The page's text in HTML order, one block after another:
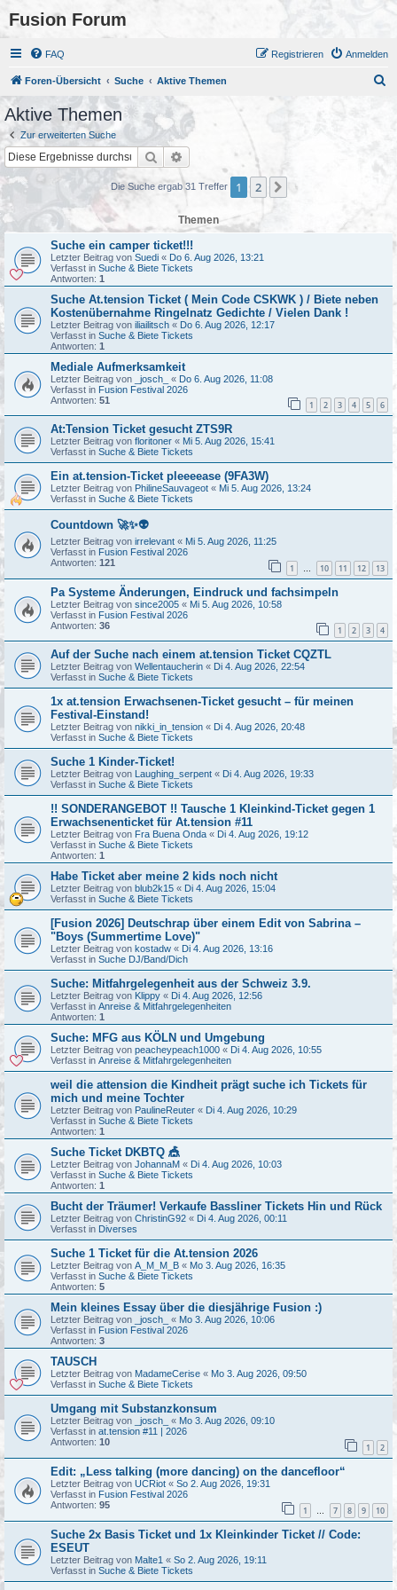
Fusion Forum
FAQ Anmelden
Registrieren
Foren-Übersicht Suche Aktive Themen
Aktive Themen
Zur erweiterten Suche
Suche Erweiterte Suche
Die Suche ergab 31 Treffer 1 2 Nächste
Themen
Suche ein camper ticket!!!
Letzter Beitrag von Suedi « Do 6. Aug 2026, 13:21
Verfasst in Suche & Biete Tickets
Antworten: 1
Suche At.tension Ticket ( Mein Code CSKWK ) / Biete neben
Kostenübernahme Ringelnatz Gedichte / Vielen Dank !
Letzter Beitrag von iliailitsch « Do 6. Aug 2026, 12:17
Verfasst in Suche & Biete Tickets
Antworten: 1
Mediale Aufmerksamkeit
Letzter Beitrag von _josch_ « Do 6. Aug 2026, 11:08
Verfasst in Fusion Festival 2026
Antworten: 51 1 2 3 4 5 6
At:Tension Ticket gesucht ZTS9R
Letzter Beitrag von floritoner « Mi 5. Aug 2026, 15:41
Verfasst in Suche & Biete Tickets
Ein at.tension-Ticket pleeeease (9FA3W)
Letzter Beitrag von PhilineSauvageot « Mi 5. Aug 2026, 13:24
Verfasst in Suche & Biete Tickets
Countdown 🚀✨👽
Letzter Beitrag von irrelevant « Mi 5. Aug 2026, 11:25
Verfasst in Fusion Festival 2026
Antworten: 121 1 … 10 11 12 13
Pa Systeme Änderungen, Eindruck und fachsimpeln
Letzter Beitrag von since2005 « Mi 5. Aug 2026, 10:58
Verfasst in Fusion Festival 2026
Antworten: 36 1 2 3 4
Auf der Suche nach einem at.tension Ticket CQZTL
Letzter Beitrag von Wellentaucherin « Di 4. Aug 2026, 22:54
Verfasst in Suche & Biete Tickets
1x at.tension Erwachsenen-Ticket gesucht – für meinen
Festival-Einstand!
Letzter Beitrag von nikki_in_tension « Di 4. Aug 2026, 20:48
Verfasst in Suche & Biete Tickets
Suche 1 Kinder-Ticket!
Letzter Beitrag von Laughing_serpent « Di 4. Aug 2026, 19:33
Verfasst in Suche & Biete Tickets
!! SONDERANGEBOT !! Tausche 1 Kleinkind-Ticket gegen 1
Erwachsenenticket für At.tension #11
Letzter Beitrag von Fra Buena Onda « Di 4. Aug 2026, 19:12
Verfasst in Suche & Biete Tickets
Antworten: 1
Habe Ticket aber meine 2 kids noch nicht
Letzter Beitrag von blub2k15 « Di 4. Aug 2026, 15:04
Verfasst in Suche & Biete Tickets
[Fusion 2026] Deutschrap über einem Edit von Sabrina –
"Boys (Summertime Love)"
Letzter Beitrag von kostadw « Di 4. Aug 2026, 13:16
Verfasst in Suche DJ/Band/Dich
Suche: Mitfahrgelegenheit aus der Schweiz 3.9.
Letzter Beitrag von Klippy « Di 4. Aug 2026, 12:56
Verfasst in Anreise & Mitfahrgelegenheiten
Antworten: 1
Suche: MFG aus KÖLN und Umgebung
Letzter Beitrag von peacheypeach1000 « Di 4. Aug 2026, 10:55
Verfasst in Anreise & Mitfahrgelegenheiten
weil die attension die Kindheit prägt suche ich Tickets für
mich und meine Tochter
Letzter Beitrag von PaulineReuter « Di 4. Aug 2026, 10:29
Verfasst in Suche & Biete Tickets
Antworten: 1
Suche Ticket DKBTQ 🎪
Letzter Beitrag von JohannaM « Di 4. Aug 2026, 10:03
Verfasst in Suche & Biete Tickets
Antworten: 1
Bucht der Träumer! Verkaufe Bassliner Tickets Hin und Rück
Letzter Beitrag von ChristinG92 « Di 4. Aug 2026, 00:11
Verfasst in Diverses
Suche 1 Ticket für die At.tension 2026
Letzter Beitrag von A_M_M_B « Mo 3. Aug 2026, 16:35
Verfasst in Suche & Biete Tickets
Antworten: 5
Mein kleines Essay über die diesjährige Fusion :)
Letzter Beitrag von _josch_ « Mo 3. Aug 2026, 10:06
Verfasst in Fusion Festival 2026
Antworten: 3
TAUSCH
Letzter Beitrag von MadameCerise « Mo 3. Aug 2026, 09:50
Verfasst in Suche & Biete Tickets
Umgang mit Substanzkonsum
Letzter Beitrag von _josch_ « Mo 3. Aug 2026, 09:10
Verfasst in at.tension #11 | 2026
Antworten: 10 1 2
Edit: „Less talking (more dancing) on the dancefloor“
Letzter Beitrag von UCRiot « So 2. Aug 2026, 19:31
Verfasst in Fusion Festival 2026
Antworten: 95 1 … 7 8 9 10
Suche 2x Basis Ticket und 1x Kleinkinder Ticket // Code:
ESEUT
Letzter Beitrag von Malte1 « So 2. Aug 2026, 19:11
Verfasst in Suche & Biete Tickets